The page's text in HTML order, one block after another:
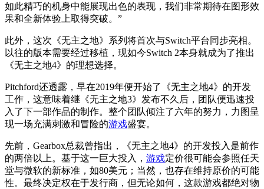
如此精巧的机身中能展现出色的表现，我们非常期待在图形效
果和全新体验上取得突破。”
此外，这次《无主之地》系列将首次与Switch平台同步亮相。
以往的版本需要经过移植，现如今Switch 2本身就成为了推出
《无主之地4》的理想选择。
Pitchford还透露，早在2019年便开始了《无主之地4》的开发
工作，这意味着继《无主之地3》发布不久后，团队便迅速投
入了下一部作品的制作。整个团队倾注了六年的努力，力图呈
现一场充满刺激和冒险的游戏盛宴。
先前，Gearbox总裁曾指出，《无主之地4》的开发投入是前作
的两倍以上。基于这一巨大投入， 游戏定价很可能会参照任天
堂与微软的新标准，如80美元；当然，也存在维持原价的可能
性。最终决定权在于发行商，但无论如何，这款游戏都绝对物